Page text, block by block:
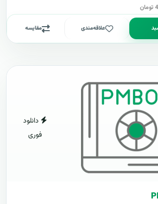
علاقه‌مندی مقایسه
دانلود
فوری